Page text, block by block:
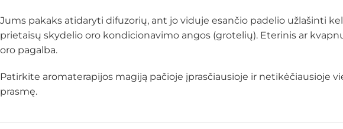
Jums pakaks atidaryti difuzorių, ant jo viduje esančio padelio užlašinti
prietaisų skydelio oro kondicionavimo angos (grotelių). Eterinis ar
oro pagalba.
Patirkite aromaterapijos magiją pačioje įprasčiausioje ir netikėčiausioje
prasmę.